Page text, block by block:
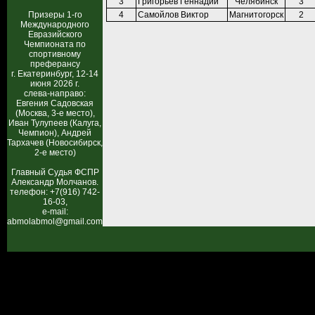
Призеры 1-го
Международного
Евразийского
Чемпионата по
спортивному
преферансу
г. Екатеринбург, 12-14
июня 2026 г.
слева-направо:
Евгения Садовская
(Москва, 3-е место),
Иван Тулупеев (Калуга,
Чемпион), Андрей
Тархачев (Новосибирск,
2-е место)
Главный Судья ФСПР
Александр Молчанов.
телефон: +7(916) 742-
16-03,
e-mail:
abmolabmol@gmail.com
4
Самойлов Виктор Магнитогорск 2